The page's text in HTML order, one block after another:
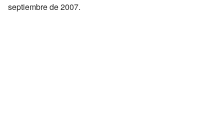
septiembre de 2007.